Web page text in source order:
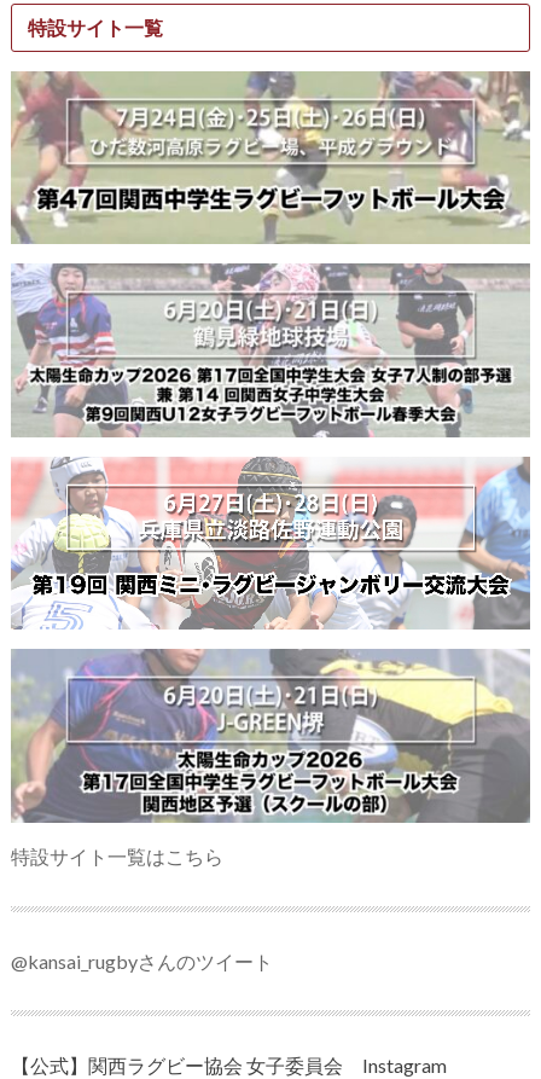
特設サイト一覧
特設サイト一覧はこちら
@kansai_rugbyさんのツイート
【公式】関西ラグビー協会 女子委員会 Instagram